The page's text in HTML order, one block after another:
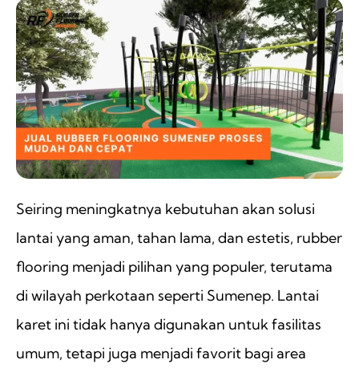
Seiring meningkatnya kebutuhan akan solusi
lantai yang aman, tahan lama, dan estetis, rubber
flooring menjadi pilihan yang populer, terutama
di wilayah perkotaan seperti Sumenep. Lantai
karet ini tidak hanya digunakan untuk fasilitas
umum, tetapi juga menjadi favorit bagi area